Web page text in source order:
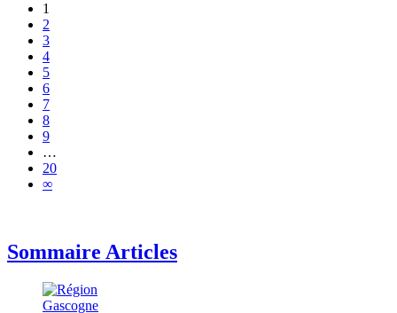
1
2
3
4
5
6
7
8
9
…
20
∞
Sommaire Articles